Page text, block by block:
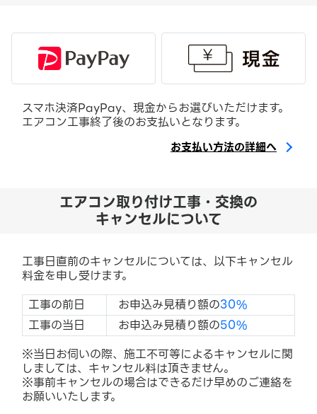
スマホ決済PayPay、現金からお選びいただけます。
エアコン工事終了後のお支払いとなります。
お支払い方法の詳細へ
エアコン取り付け工事・交換の
キャンセルについて
工事日直前のキャンセルについては、以下キャンセル
料金を申し受けます。
工事の前日
お申込み見積り額の30%
工事の当日
お申込み見積り額の50%
※当日お伺いの際、施工不可等によるキャンセルに関
しましては、キャンセル料は頂きません。
※事前キャンセルの場合はできるだけ早めのご連絡を
お願いいたします。